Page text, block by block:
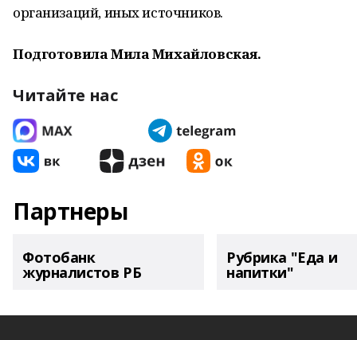
организаций, иных источников.
Подготовила Мила Михайловская.
Читайте нас
Партнеры
Фотобанк
журналистов РБ
Рубрика "Еда и
напитки"